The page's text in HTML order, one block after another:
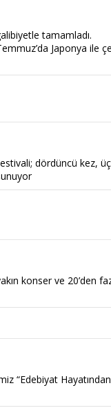
tamamladı.
Japonya ile
dördüncü kez, üç
konser ve 20’den
“Edebiyat Hayatından